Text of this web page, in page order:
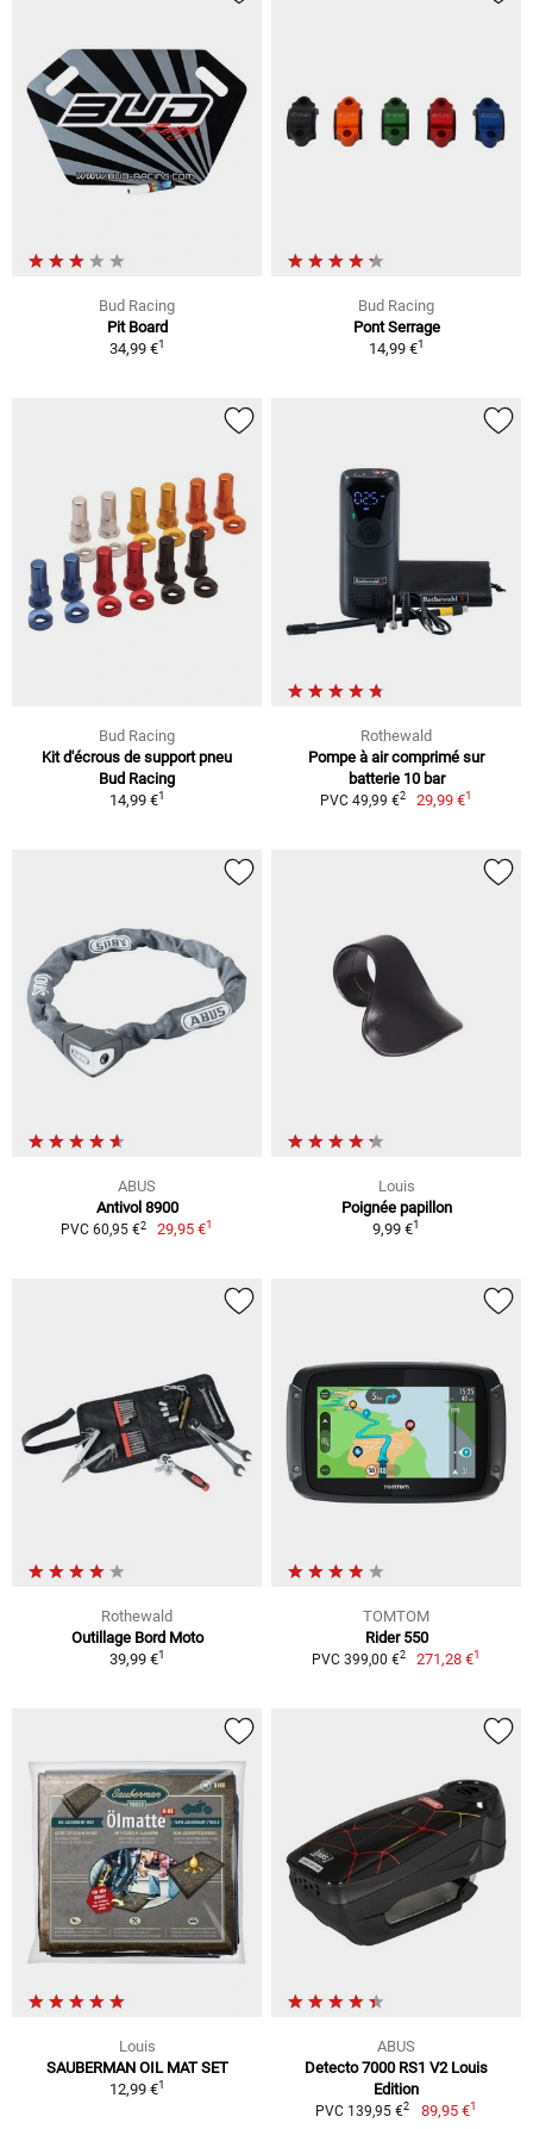
Bud Racing
Pit Board
34,99 €1
Bud Racing
Pont Serrage
14,99 €1
Bud Racing
Kit d'écrous de support pneu
Bud Racing
14,99 €1
Rothewald
Pompe à air comprimé sur
batterie 10 bar
PVC 49,99 €2 29,99 €1
ABUS
Antivol 8900
PVC 60,95 €2 29,95 €1
Louis
Poignée papillon
9,99 €1
Rothewald
Outillage Bord Moto
39,99 €1
TOMTOM
Rider 550
PVC 399,00 €2 271,28 €1
Louis
SAUBERMAN OIL MAT SET
12,99 €1
ABUS
Detecto 7000 RS1 V2 Louis
Edition
PVC 139,95 €2 89,95 €1